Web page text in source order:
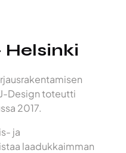
Helsinki
Design toteutti
2017.
ja
laadukkaimman